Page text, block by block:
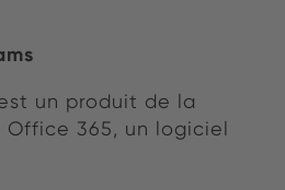
un produit de la
Office 365, un logiciel